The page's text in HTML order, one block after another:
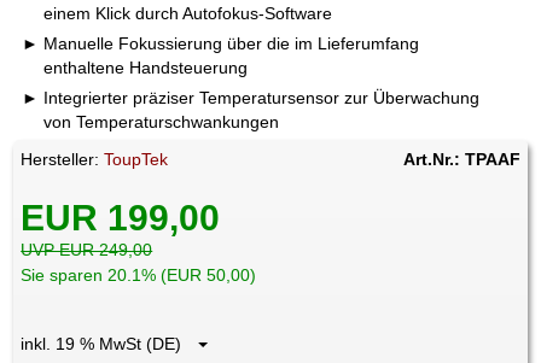
einem Klick durch Autofokus-Software
Manuelle Fokussierung über die im Lieferumfang
enthaltene Handsteuerung
Integrierter präziser Temperatursensor zur Überwachung
von Temperaturschwankungen
Hersteller:ToupTek Art.Nr.: TPAAF
EUR 199,00
UVP EUR 249,00
Sie sparen 20.1% (EUR 50,00)
inkl. 19 % MwSt (DE)